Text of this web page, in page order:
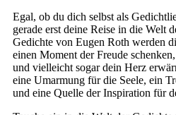
Egal, ob du dich selbst als
gerade erst deine Reise in die Welt
Gedichte von Eugen Roth werden
einen Moment der Freude
und vielleicht sogar dein Herz
eine Umarmung für die Seele, ein
und eine Quelle der Inspiration für